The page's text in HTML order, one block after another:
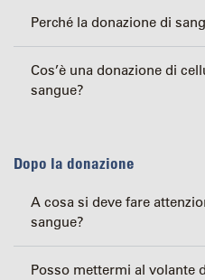
Perché la donazione di
Cos’è una donazione di
sangue?
Dopo la donazione
A cosa si deve fare
sangue?
Posso mettermi al volante